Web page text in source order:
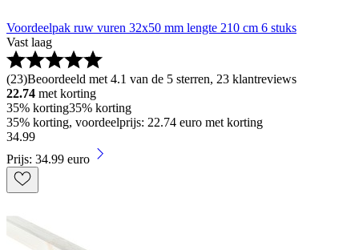
Voordeelpak ruw vuren 32x50 mm lengte 210 cm 6 stuks
Vast laag
(23)Beoordeeld met 4.1 van de 5 sterren, 23 klantreviews
22.74 met korting
35% korting35% korting
35% korting, voordeelprijs: 22.74 euro met korting
34.99
Prijs: 34.99 euro